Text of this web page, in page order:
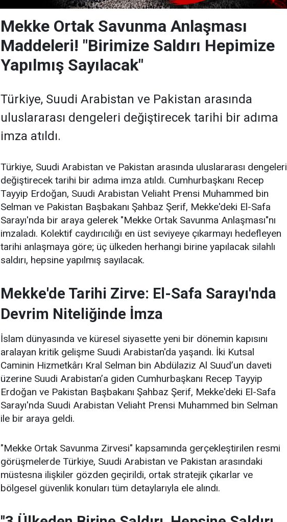
Mekke Ortak Savunma Anlaşması
Maddeleri! "Birimize Saldırı Hepimize
Yapılmış Sayılacak"
Türkiye, Suudi Arabistan ve Pakistan arasında
uluslararası dengeleri değiştirecek tarihi bir adıma
imza atıldı.
Türkiye, Suudi Arabistan ve Pakistan arasında uluslararası dengeleri
değiştirecek tarihi bir adıma imza atıldı. Cumhurbaşkanı Recep
Tayyip Erdoğan, Suudi Arabistan Veliaht Prensi Muhammed bin
Selman ve Pakistan Başbakanı Şahbaz Şerif, Mekke'deki El-Safa
Sarayı'nda bir araya gelerek "Mekke Ortak Savunma Anlaşması"nı
imzaladı. Kolektif caydırıcılığı en üst seviyeye çıkarmayı hedefleyen
tarihi anlaşmaya göre; üç ülkeden herhangi birine yapılacak silahlı
saldırı, hepsine yapılmış sayılacak.
Mekke'de Tarihi Zirve: El-Safa Sarayı'nda
Devrim Niteliğinde İmza
İslam dünyasında ve küresel siyasette yeni bir dönemin kapısını
aralayan kritik gelişme Suudi Arabistan'da yaşandı. İki Kutsal
Caminin Hizmetkârı Kral Selman bin Abdülaziz Al Suud’un daveti
üzerine Suudi Arabistan’a giden Cumhurbaşkanı Recep Tayyip
Erdoğan ve Pakistan Başbakanı Şahbaz Şerif, Mekke'deki El-Safa
Sarayı'nda Suudi Arabistan Veliaht Prensi Muhammed bin Selman
ile bir araya geldi.
"Mekke Ortak Savunma Zirvesi" kapsamında gerçekleştirilen resmi
görüşmelerde Türkiye, Suudi Arabistan ve Pakistan arasındaki
müstesna ilişkiler gözden geçirildi, ortak stratejik çıkarlar ve
bölgesel güvenlik konuları tüm detaylarıyla ele alındı.